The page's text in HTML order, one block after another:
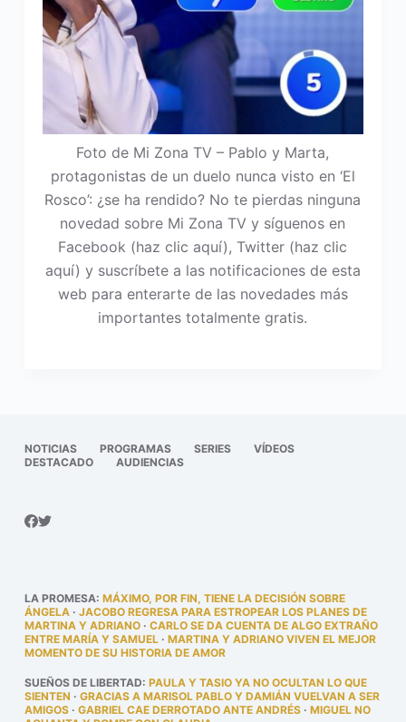
Foto de Mi Zona TV – Pablo y Marta,
protagonistas de un duelo nunca visto en ‘El
Rosco’: ¿se ha rendido? No te pierdas ninguna
novedad sobre Mi Zona TV y síguenos en
Facebook (haz clic aquí), Twitter (haz clic
aquí) y suscríbete a las notificaciones de esta
web para enterarte de las novedades más
importantes totalmente gratis.
NOTICIAS PROGRAMAS SERIES
VÍDEOS
DESTACADO
AUDIENCIAS
LA PROMESA: MÁXIMO, POR FIN, TIENE LA DECISIÓN SOBRE
ÁNGELA· JACOBO REGRESA PARA ESTROPEAR LOS PLANES DE
MARTINA Y ADRIANO· CARLO SE DA CUENTA DE ALGO EXTRAÑO
ENTRE MARÍA Y SAMUEL· MARTINA Y ADRIANO VIVEN EL MEJOR
MOMENTO DE SU HISTORIA DE AMOR
SUEÑOS DE LIBERTAD: PAULA Y TASIO YA NO OCULTAN LO QUE
SIENTEN · GRACIAS A MARISOL PABLO Y DAMIÁN VUELVAN A SER
AMIGOS· GABRIEL CAE DERROTADO ANTE ANDRÉS· MIGUEL NO